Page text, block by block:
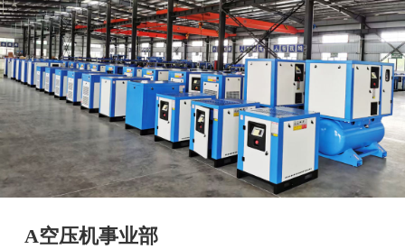
A空压机事业部